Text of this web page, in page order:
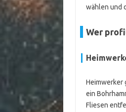
wählen und
Wer
Heimwerker
ein
Fliesen